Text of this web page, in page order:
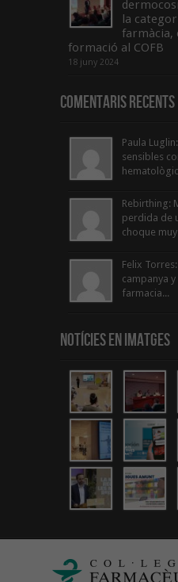
la
farmàcia,
formació al COFB
18 juny 2024
Comentaris Recents
Paula
sensibles
Rebirthing:
perdida de
choque
Felix
campanya
farmacia...
Notícies en Imatges